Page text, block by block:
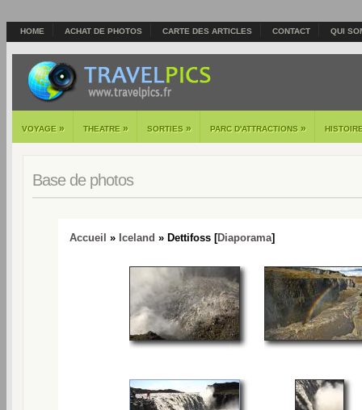
HOME ACHAT DE PHOTOS CARTE DES ARTICLES CONTACT QUI
VOYAGE » THEATRE » SORTIES » PARC D'ATTRACTIONS »
Base de photos
Accueil » Iceland » Dettifoss [Diaporama]